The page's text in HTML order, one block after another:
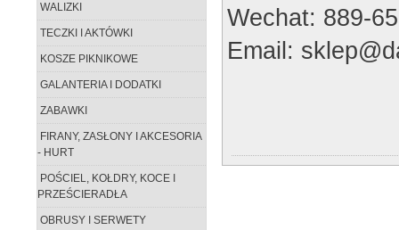
WALIZKI
TECZKI I AKTÓWKI
KOSZE PIKNIKOWE
GALANTERIA I DODATKI
ZABAWKI
FIRANY, ZASŁONY I AKCESORIA
- HURT
POŚCIEL, KOŁDRY, KOCE I
PRZEŚCIERADŁA
OBRUSY I SERWETY
Wechat: 889-
Email: